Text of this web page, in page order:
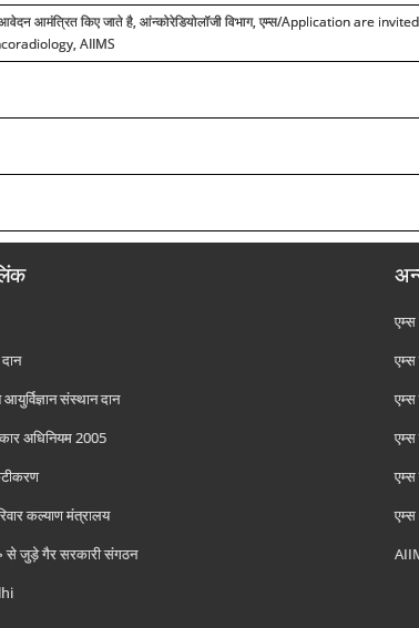
आमंत्रित किए जाते है, आंन्कोरेडियोलॉजी विभाग, एम्स/Application are
AIIMS
संस्थान दान
अधिनियम 2005
कल्याण मंत्रालय
से जुड़े गैर सरकारी संगठन
एम्‍स
एम्‍स
एम्‍स